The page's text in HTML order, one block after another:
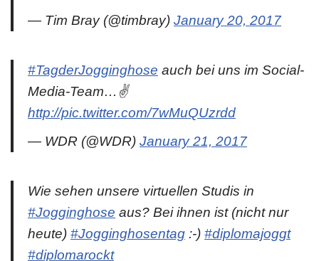
— Tim Bray (@timbray) January 20, 2017
#TagderJogginghose auch bei uns im Social-
Media-Team…✌️
http://pic.twitter.com/7wMuQUzrdd
— WDR (@WDR) January 21, 2017
Wie sehen unsere virtuellen Studis in
#Jogginghose aus? Bei ihnen ist (nicht nur
heute) #Jogginghosentag :-) #diplomajoggt
#diplomarockt